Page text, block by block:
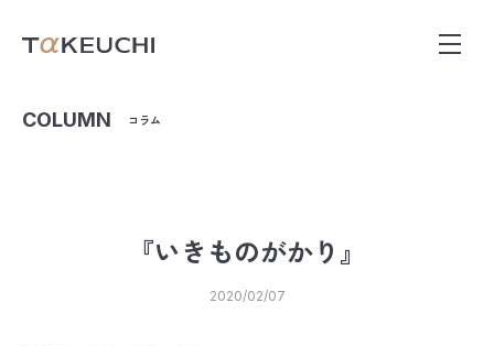
COLUMN コラム
『いきものがかり』
2020/02/07